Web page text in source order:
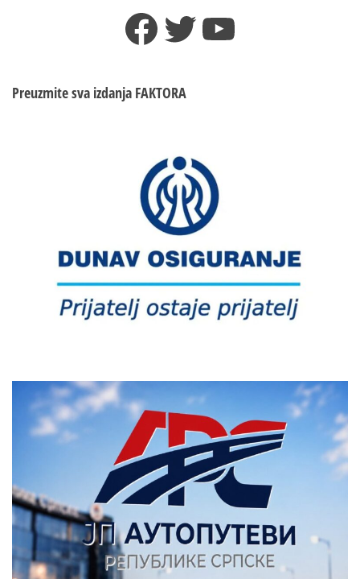
Facebook
TwitterYouTube
Preuzmite sva izdanja FAKTORA